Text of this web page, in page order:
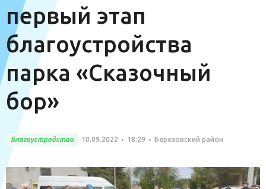
первый этап
благоустройства
парка «Сказочный
бор»
Благоустройство 10.09.2022 18:29 Березовский район